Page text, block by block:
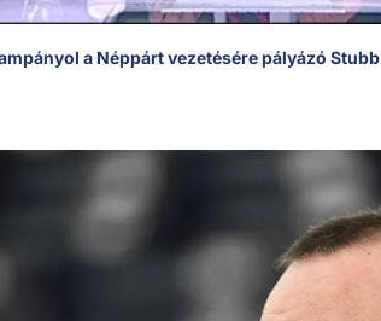
a Néppárt vezetésére pályázó Stubb